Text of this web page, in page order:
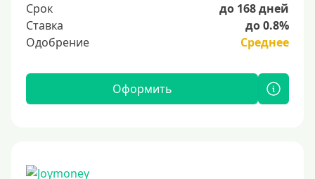
Срок
до 168 дней
Ставка
до 0.8%
Одобрение
Среднее
Оформить